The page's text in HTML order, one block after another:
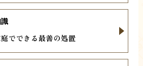
でできる最善の処置